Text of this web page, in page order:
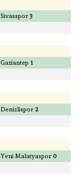
Sivasspor 3
Gaziantep 1
Denizlispor 2
Yeni Malatyaspor 0